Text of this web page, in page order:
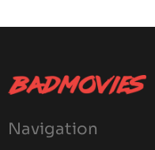
Navigation